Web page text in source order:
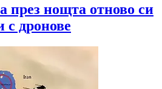
през нощта отново си
с дронове